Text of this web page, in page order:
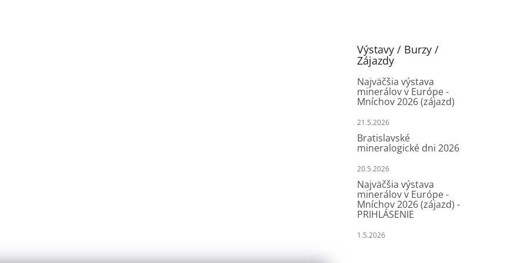
Výstavy / Burzy /
Zájazdy
Najväčšia výstava
minerálov v Európe -
Mníchov 2026 (zájazd)
21.5.2026
Bratislavské
mineralogické dni 2026
20.5.2026
Najväčšia výstava
minerálov v Európe -
Mníchov 2026 (zájazd) -
PRIHLÁSENIE
1.5.2026